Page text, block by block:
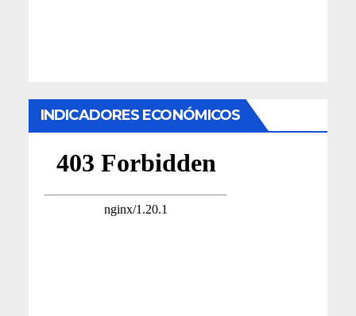
INDICADORES ECONÓMICOS